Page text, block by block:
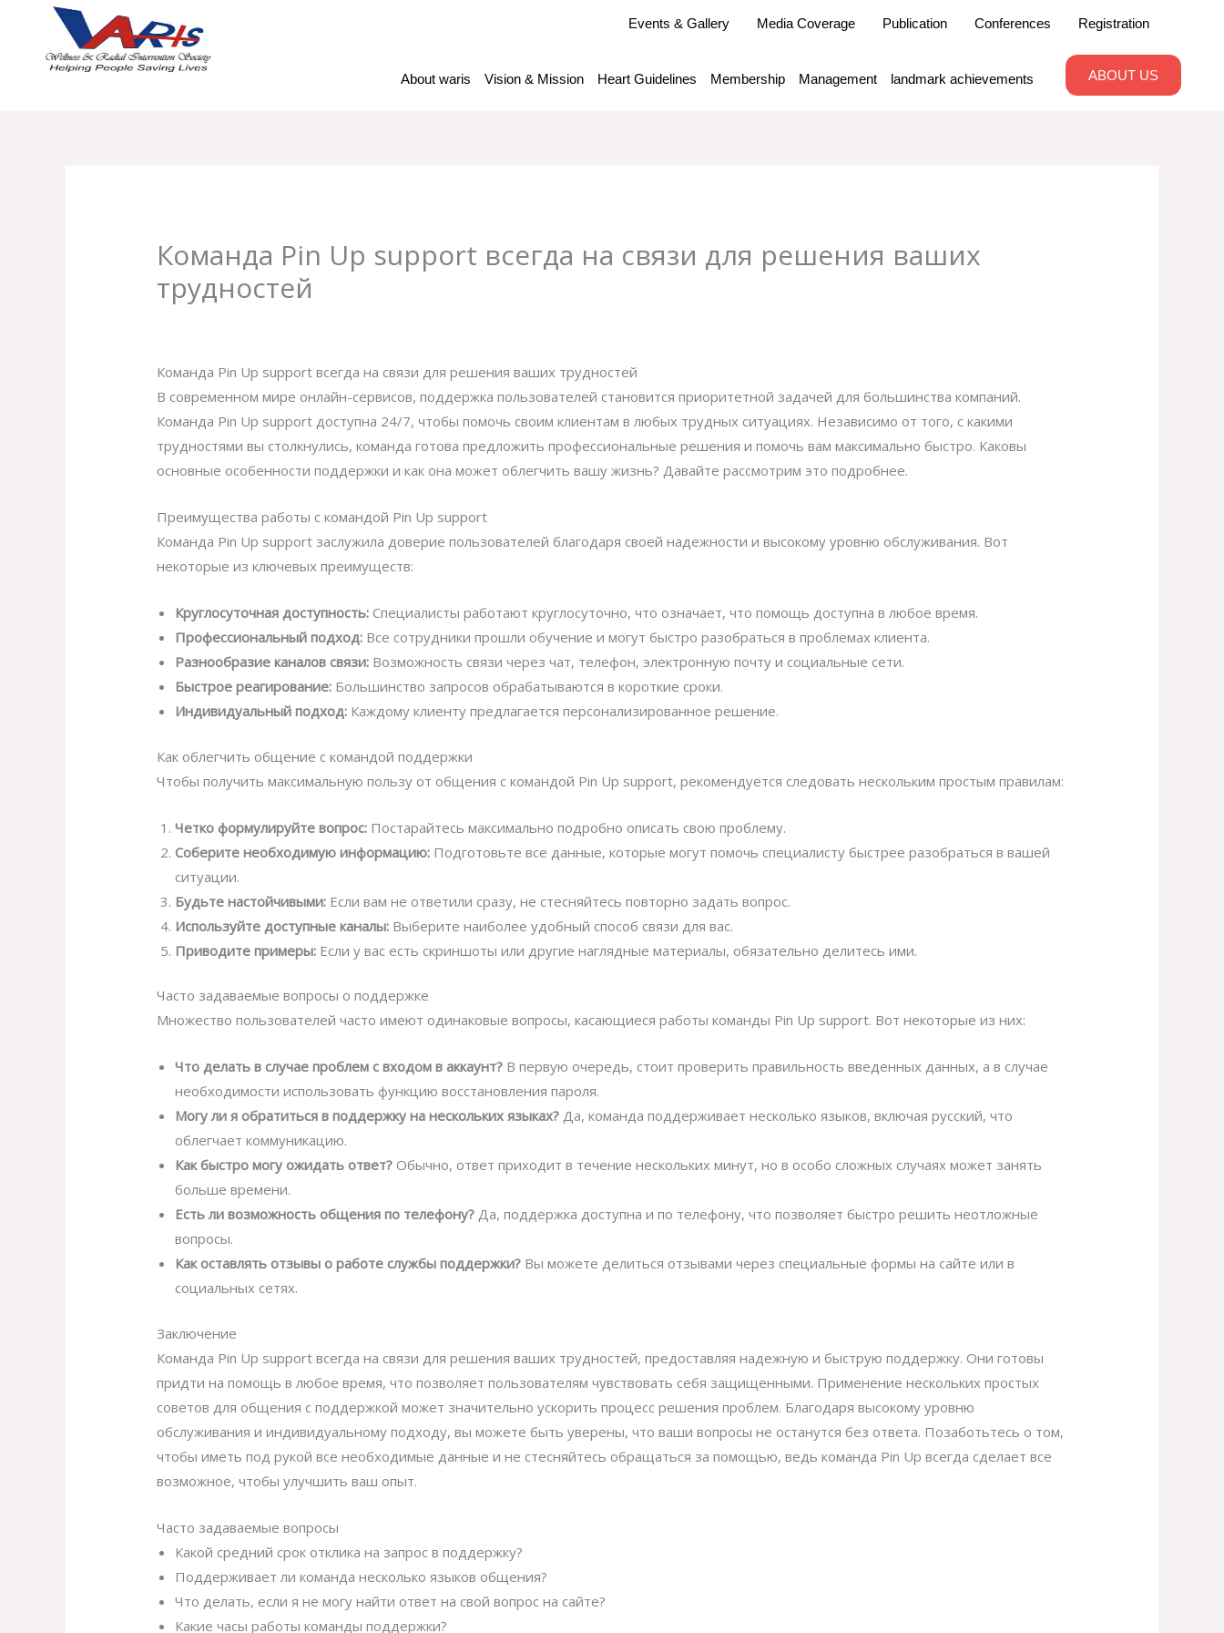
content
Events & Gallery Media Coverage Publication Conferences Registration
About waris Vision & Mission Heart Guidelines Membership Management landmark achievements ABOUT US
Команда Pin Up support всегда на связи для решения ваших
трудностей
Команда Pin Up support всегда на связи для решения ваших трудностей
В современном мире онлайн-сервисов, поддержка пользователей становится приоритетной задачей для большинства компаний.
Команда Pin Up support доступна 24/7, чтобы помочь своим клиентам в любых трудных ситуациях. Независимо от того, с какими
трудностями вы столкнулись, команда готова предложить профессиональные решения и помочь вам максимально быстро. Каковы
основные особенности поддержки и как она может облегчить вашу жизнь? Давайте рассмотрим это подробнее.
Преимущества работы с командой Pin Up support
Команда Pin Up support заслужила доверие пользователей благодаря своей надежности и высокому уровню обслуживания. Вот
некоторые из ключевых преимуществ:
Круглосуточная доступность: Специалисты работают круглосуточно, что означает, что помощь доступна в любое время.
Профессиональный подход: Все сотрудники прошли обучение и могут быстро разобраться в проблемах клиента.
Разнообразие каналов связи: Возможность связи через чат, телефон, электронную почту и социальные сети.
Быстрое реагирование: Большинство запросов обрабатываются в короткие сроки.
Индивидуальный подход: Каждому клиенту предлагается персонализированное решение.
Как облегчить общение с командой поддержки
Чтобы получить максимальную пользу от общения с командой Pin Up support, рекомендуется следовать нескольким простым правилам:
Четко формулируйте вопрос: Постарайтесь максимально подробно описать свою проблему.
Соберите необходимую информацию: Подготовьте все данные, которые могут помочь специалисту быстрее разобраться в вашей
ситуации.
Будьте настойчивыми: Если вам не ответили сразу, не стесняйтесь повторно задать вопрос.
Используйте доступные каналы: Выберите наиболее удобный способ связи для вас.
Приводите примеры: Если у вас есть скриншоты или другие наглядные материалы, обязательно делитесь ими.
Часто задаваемые вопросы о поддержке
Множество пользователей часто имеют одинаковые вопросы, касающиеся работы команды Pin Up support. Вот некоторые из них:
Что делать в случае проблем с входом в аккаунт? В первую очередь, стоит проверить правильность введенных данных, а в случае
необходимости использовать функцию восстановления пароля.
Могу ли я обратиться в поддержку на нескольких языках? Да, команда поддерживает несколько языков, включая русский, что
облегчает коммуникацию.
Как быстро могу ожидать ответ? Обычно, ответ приходит в течение нескольких минут, но в особо сложных случаях может занять
больше времени.
Есть ли возможность общения по телефону? Да, поддержка доступна и по телефону, что позволяет быстро решить неотложные
вопросы.
Как оставлять отзывы о работе службы поддержки? Вы можете делиться отзывами через специальные формы на сайте или в
социальных сетях.
Заключение
Команда Pin Up support всегда на связи для решения ваших трудностей, предоставляя надежную и быструю поддержку. Они готовы
придти на помощь в любое время, что позволяет пользователям чувствовать себя защищенными. Применение нескольких простых
советов для общения с поддержкой может значительно ускорить процесс решения проблем. Благодаря высокому уровню
обслуживания и индивидуальному подходу, вы можете быть уверены, что ваши вопросы не останутся без ответа. Позаботьтесь о том,
чтобы иметь под рукой все необходимые данные и не стесняйтесь обращаться за помощью, ведь команда Pin Up всегда сделает все
возможное, чтобы улучшить ваш опыт.
Часто задаваемые вопросы
Какой средний срок отклика на запрос в поддержку?
Поддерживает ли команда несколько языков общения?
Что делать, если я не могу найти ответ на свой вопрос на сайте?
Какие часы работы команды поддержки?